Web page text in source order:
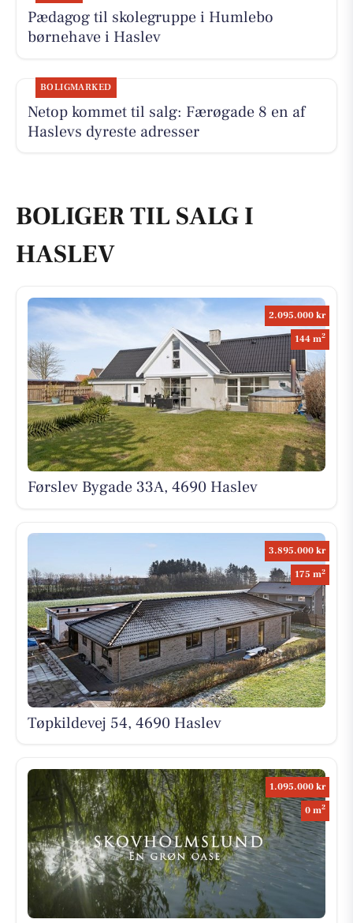
Pædagog til skolegruppe i Humlebo
børnehave i Haslev
BOLIGMARKED
Netop kommet til salg: Færøgade 8 en af
Haslevs dyreste adresser
BOLIGER TIL SALG I
HASLEV
2.095.000 kr
144 m2
Førslev Bygade 33A, 4690 Haslev
3.895.000 kr
175 m2
Tøpkildevej 54, 4690 Haslev
1.095.000 kr
0 m2